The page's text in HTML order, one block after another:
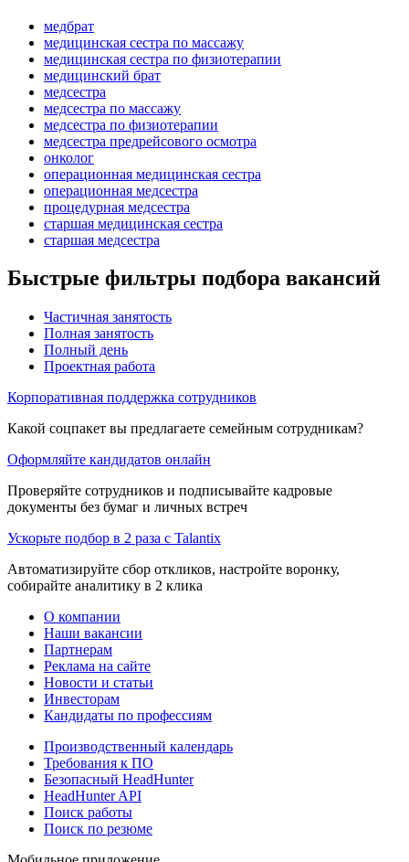
медбрат
медицинская сестра по массажу
медицинская сестра по физиотерапии
медицинский брат
медсестра
медсестра по массажу
медсестра по физиотерапии
медсестра предрейсового осмотра
онколог
операционная медицинская сестра
операционная медсестра
процедурная медсестра
старшая медицинская сестра
старшая медсестра
Быстрые фильтры подбора вакансий
Частичная занятость
Полная занятость
Полный день
Проектная работа
Корпоративная поддержка сотрудников
Какой соцпакет вы предлагаете семейным сотрудникам?
Оформляйте кандидатов онлайн
Проверяйте сотрудников и подписывайте кадровые
документы без бумаг и личных встреч
Ускорьте подбор в 2 раза с Talantix
Автоматизируйте сбор откликов, настройте воронку,
собирайте аналитику в 2 клика
О компании
Наши вакансии
Партнерам
Реклама на сайте
Новости и статьи
Инвесторам
Кандидаты по профессиям
Производственный календарь
Требования к ПО
Безопасный HeadHunter
HeadHunter API
Поиск работы
Поиск по резюме